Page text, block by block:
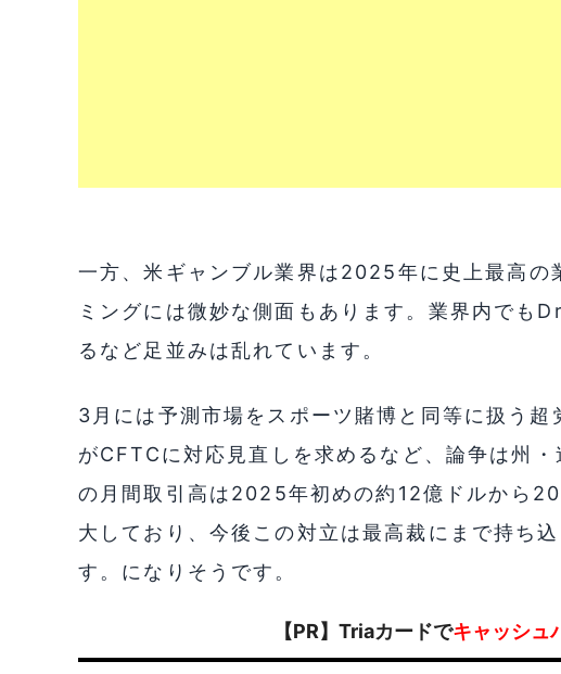
一方、米ギャンブル業界は2025年に史上最高の
ミングには微妙な側面もあります。業界内で
るなど足並みは乱れています。
3月には予測市場をスポーツ賭博と同等に扱う
がCFTCに対応見直しを求めるなど、論争は州
の月間取引高は2025年初めの約12億ドルから
大しており、今後この対立は最高裁にまで持ち
す。になりそうです。
【PR】Triaカードでキャッシュ